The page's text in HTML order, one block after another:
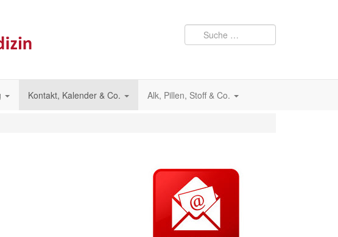
Kontakt, Kalender & Co. Alk, Pillen, Stoff & Co.